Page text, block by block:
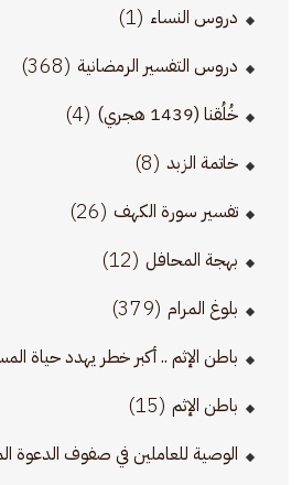
دروس النساء (1)
دروس التفسير الرمضانية (368)
خُلُقنا (1439 هجري) (4)
خاتمة الزبد (8)
تفسير سورة الكهف (26)
بهجة المحافل (12)
بلوغ المرام (379)
باطن الإثم .. أكبر خطر يهدد حياة
باطن الإثم (15)
الوصية للعاملين في صفوف الدعوة